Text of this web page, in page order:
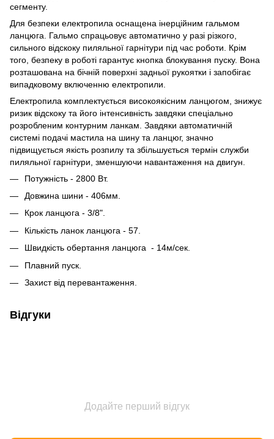
сегменту.
Для безпеки електропила оснащена інерційним гальмом
ланцюга. Гальмо спрацьовує автоматично у разі різкого,
сильного відскоку пиляльної гарнітури під час роботи. Крім
того, безпеку в роботі гарантує кнопка блокування пуску. Вона
розташована на бічній поверхні задньої рукоятки і запобігає
випадковому включенню електропили.
Електропила комплектується високоякісним ланцюгом, знижує
ризик відскоку та його інтенсивність завдяки спеціально
розробленим контурним ланкам. Завдяки автоматичній
системі подачі мастила на шину та ланцюг, значно
підвищується якість розпилу та збільшується термін служби
пиляльної гарнітури, зменшуючи навантаження на двигун.
Потужність - 2800 Вт.
Довжина шини - 406мм.
Крок ланцюга - 3/8".
Кількість ланок ланцюга - 57.
Швидкість обертання ланцюга - 14м/сек.
Плавний пуск.
Захист від перевантаження.
Відгуки
Додайте перший відгук